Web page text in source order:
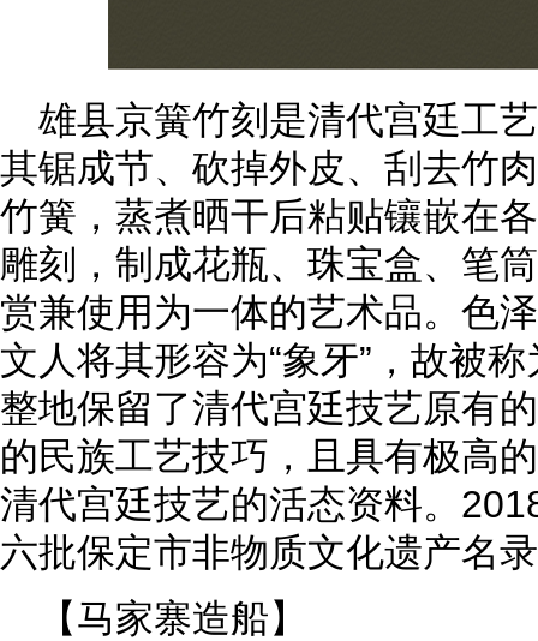
雄县京簧竹刻是清代宫廷工
其锯成节、砍掉外皮、刮去竹
竹簧，蒸煮晒干后粘贴镶嵌在
雕刻，制成花瓶、珠宝盒、笔
赏兼使用为一体的艺术品。色
文人将其形容为“象牙”，故被
整地保留了清代宫廷技艺原有
的民族工艺技巧，且具有极高
清代宫廷技艺的活态资料。
六批保定市非物质文化遗产名
【马家寨造船】